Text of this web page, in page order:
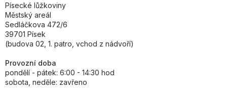
Písecké lůžkoviny
Městský areál
Sedláčkova 472/6
39701 Písek
(budova 02, 1. patro, vchod z nádvoří)
Provozní doba
pondělí - pátek: 6:00 - 14:30 hod
sobota, neděle: zavřeno